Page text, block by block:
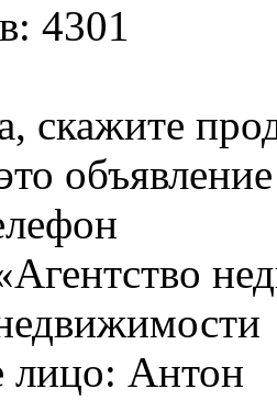
4301
скажите
лицо: Антон